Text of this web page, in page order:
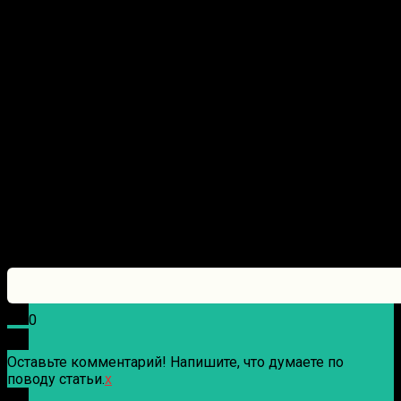
0
Оставьте комментарий! Напишите, что думаете по
поводу статьи.x